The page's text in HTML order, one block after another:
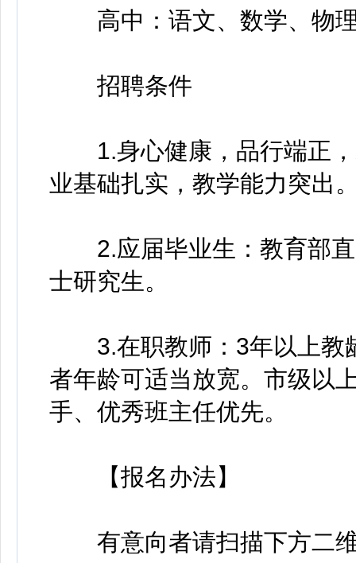
高中：语文、数学、物理
招聘条件
1.身心健康，品行端正，
业基础扎实，教学能力突出
2.应届毕业生：教育部直
士研究生。
3.在职教师：3年以上教
者年龄可适当放宽。市级以
手、优秀班主任优先。
【报名办法】
有意向者请扫描下方二维